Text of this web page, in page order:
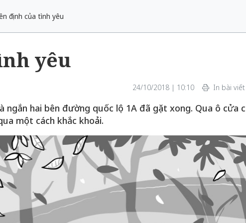
định của tình yêu
yêu
24/10/2018 | 10:10 In bài viết
ngắn hai bên đường quốc lộ 1A đã gặt xong. Qua ô cửa
một cách khắc khoải.